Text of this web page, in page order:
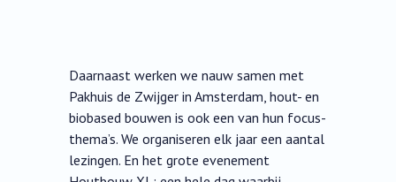
Daarnaast werken we nauw samen met
Pakhuis de Zwijger in Amsterdam, hout- en
biobased bouwen is ook een van hun focus-
thema’s. We organiseren elk jaar een aantal
lezingen. En het grote evenement